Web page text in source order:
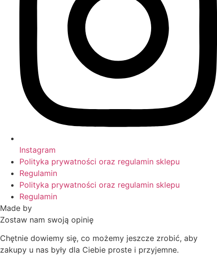
Instagram
Polityka prywatności oraz regulamin sklepu
Regulamin
Polityka prywatności oraz regulamin sklepu
Regulamin
Made by
Zostaw nam swoją opinię
Chętnie dowiemy się, co możemy jeszcze zrobić, aby
zakupy u nas były dla Ciebie proste i przyjemne.